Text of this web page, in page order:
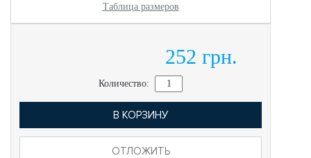
Таблица размеров
252 грн.
Количество:
В КОРЗИНУ
ОТЛОЖИТЬ